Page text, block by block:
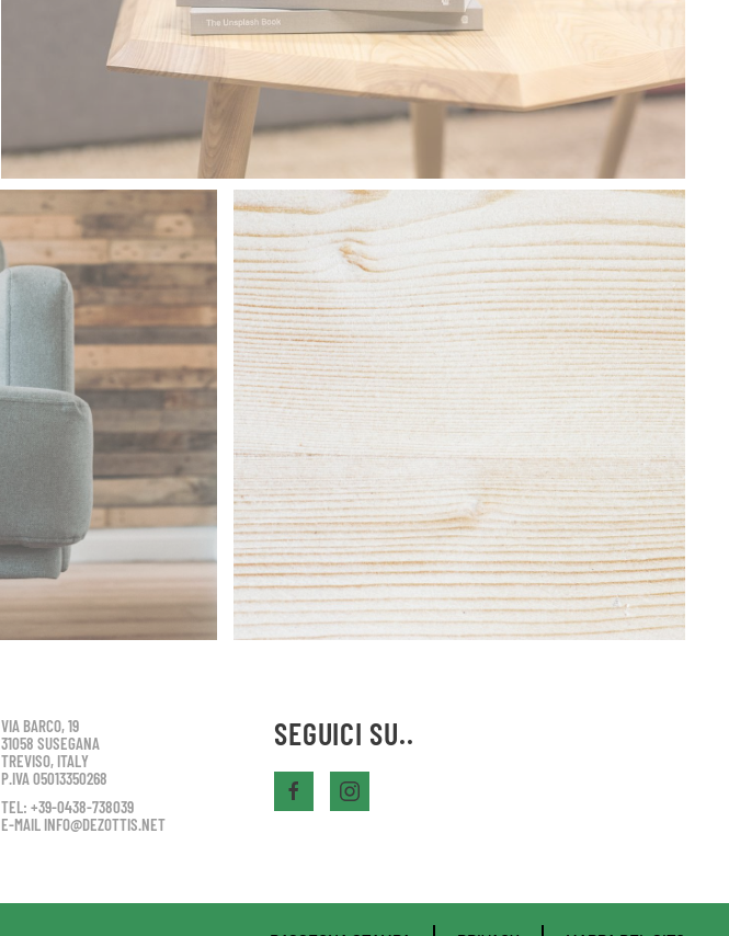
VIA BARCO, 19
31058 SUSEGANA
TREVISO, ITALY
P.IVA 05013350268
TEL: +39-0438-738039
E-MAIL INFO@DEZOTTIS.NET
SEGUICI SU..